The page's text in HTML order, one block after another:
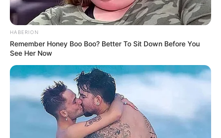
HABERION
Remember Honey Boo Boo? Better To Sit Down Before You
See Her Now